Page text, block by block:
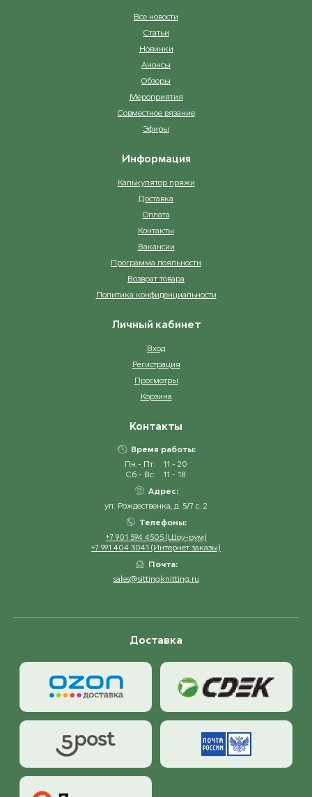
Все новости
Статьи
Новинки
Анонсы
Обзоры
Мероприятия
Совместное вязание
Эфиры
Информация
Калькулятор пряжи
Доставка
Оплата
Контакты
Вакансии
Программа лояльности
Возврат товара
Политика конфиденциальности
Личный кабинет
Вход
Регистрация
Просмотры
Корзина
Контакты
Время работы:
Пн - Пт:
11 - 20
Сб - Вс:
11 - 18
Адрес:
ул. Рождественка, д. 5/7 с. 2
Телефоны:
+7 901 594 4505 (Шоу-рум)
+7 991 404 3041 (Интернет заказы)
Почта:
sales@sittingknitting.ru
Доставка